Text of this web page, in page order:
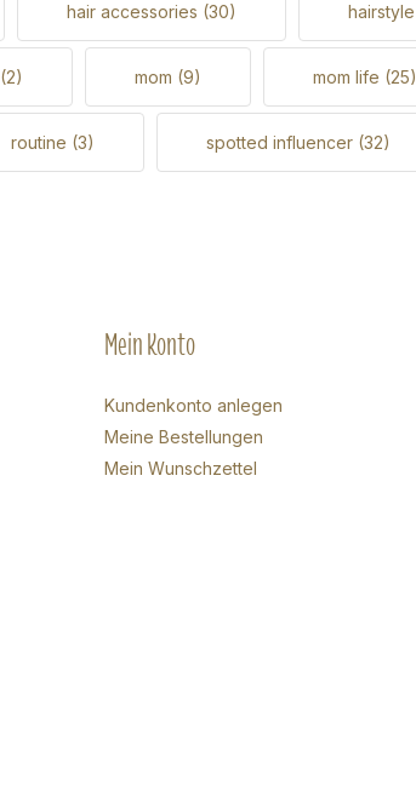
hair accessories (30) hairstyle
(2) mom (9) mom life (25)
routine (3) spotted influencer (32)
Mein Konto
Kundenkonto anlegen
Meine Bestellungen
Mein Wunschzettel